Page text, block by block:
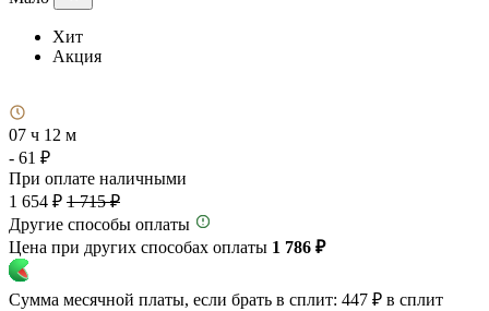
Хит
Акция
07 ч 12 м
- 61 ₽
При оплате наличными
1 654 ₽ 1 715 ₽
Другие способы оплаты
Цена при других способах оплаты 1 786 ₽
Сумма месячной платы, если брать в сплит: 447 ₽ в сплит